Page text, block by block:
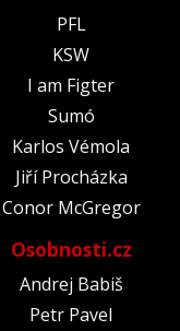
PFL
KSW
I am Figter
Sumó
Karlos Vémola
Jiří Procházka
Conor McGregor
Osobnosti.cz
Andrej Babiš
Petr Pavel